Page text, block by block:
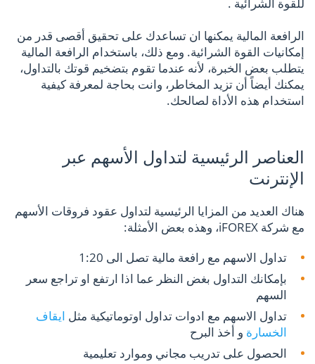
الرافعة المالية يمكنها ان تساعدك على تحقيق أقصى قدر من
إمكانيات القوة الشرائية. ومع ذلك، باستخدام الرافعة المالية
يتطلب بعض الخبرة، لأنه عندما تقوم بتضخيم قوتك بالتداول،
يمكنك أيضاً أن تزيد المخاطر، وانت بحاجة لمعرفة كيفية
استخدام هذه الأداة لصالحك.
العناصر الرئيسية لتداول الأسهم عبر
الإنترنت
هناك العديد من المزايا الرئيسية لتداول عقود فروقات الأسهم
مع شركة iFOREX، وهذه بعض الأمثلة:
تداول الاسهم مع رافعة مالية تصل الى 1:20
بإمكانك التداول بغض النظر عما اذا ارتفع او تراجع سعر
السهم
تداول الاسهم مع ادوات تداول اوتوماتيكية مثل ايقاف
الخسارة و أخذ البرح
الحصول على تدريب مجاني وموارد تعليمية